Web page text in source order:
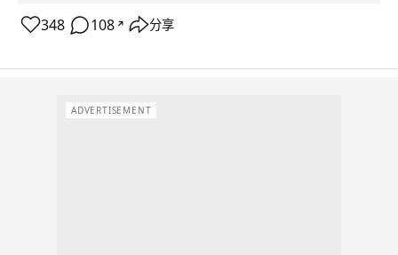
348 108 ↗ 分享
ADVERTISEMENT